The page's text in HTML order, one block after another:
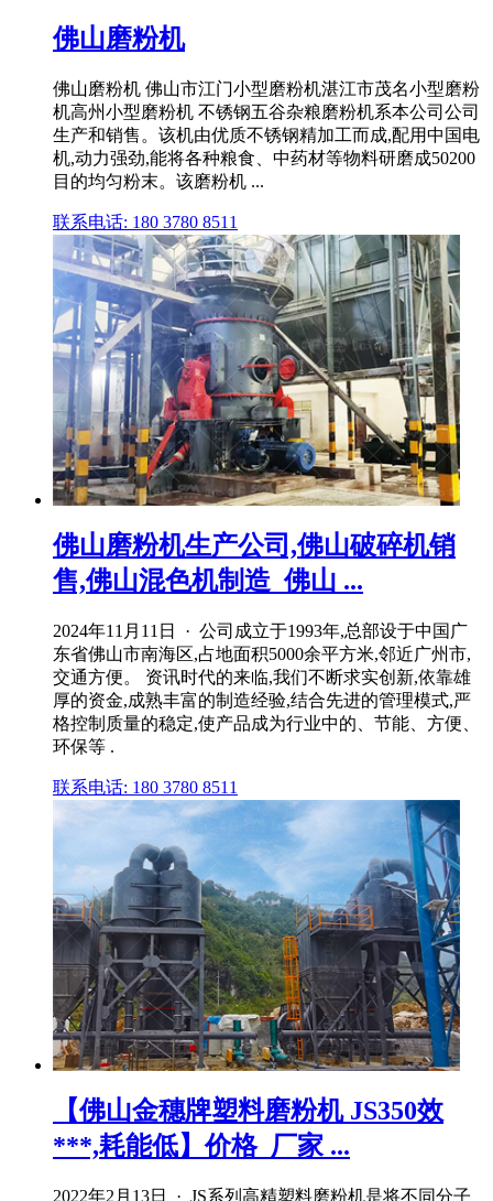
佛山磨粉机
佛山磨粉机 佛山市江门小型磨粉机湛江市茂名小型磨粉
机高州小型磨粉机 不锈钢五谷杂粮磨粉机系本公司公司
生产和销售。该机由优质不锈钢精加工而成,配用中国电
机,动力强劲,能将各种粮食、中药材等物料研磨成50200
目的均匀粉末。该磨粉机 ...
联系电话: 180 3780 8511
佛山磨粉机生产公司,佛山破碎机销
售,佛山混色机制造_佛山 ...
2024年11月11日 · 公司成立于1993年,总部设于中国广
东省佛山市南海区,占地面积5000余平方米,邻近广州市,
交通方便。 资讯时代的来临,我们不断求实创新,依靠雄
厚的资金,成熟丰富的制造经验,结合先进的管理模式,严
格控制质量的稳定,使产品成为行业中的、节能、方便、
环保等 .
联系电话: 180 3780 8511
【佛山金穗牌塑料磨粉机 JS350效
***,耗能低】价格_厂家 ...
2022年2月13日 · JS系列高精塑料磨粉机是将不同分子